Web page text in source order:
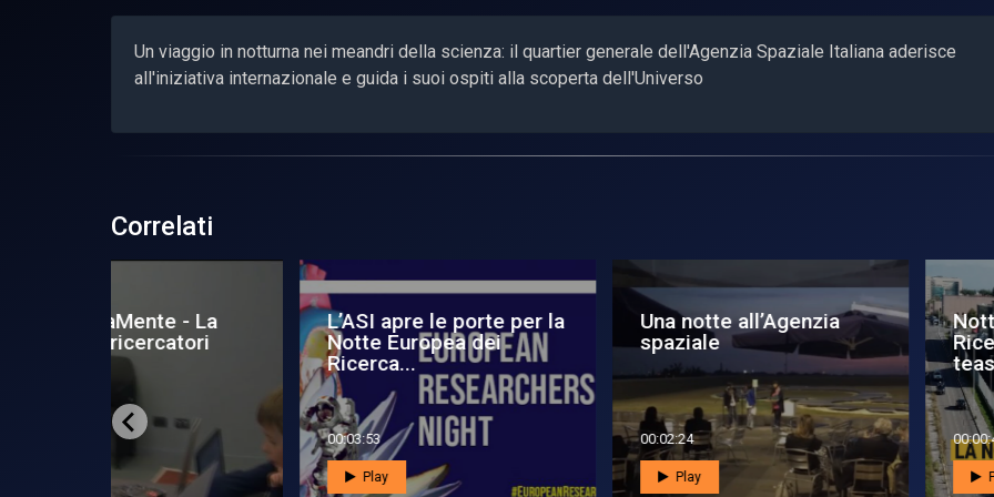
Un viaggio in notturna nei meandri della scienza: il quartier generale dell'Agenzia Spaziale Italiana aderisce
all'iniziativa internazionale e guida i suoi ospiti alla scoperta dell'Universo
Correlati
Una notte all’Agenzia
spaziale
00:02:24
Play
Notte Europea dei
Ricercatori in ASI, il
teaser 2022
00:00:43
Intervento del DG ASI
LUCA SALAMONE -
Notte Europea...
00:03:16
Play